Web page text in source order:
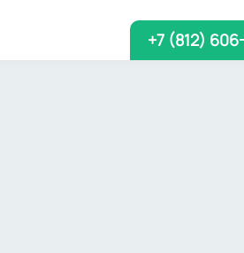
+7 (812)